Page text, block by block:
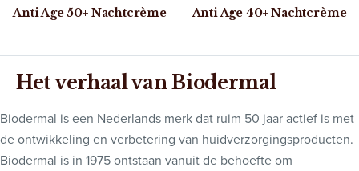
Anti Age 50+ Nachtcrème
Anti Age 40+ Nachtcrème
Het verhaal van Biodermal
Biodermal is een Nederlands merk dat ruim 50 jaar actief is met
de ontwikkeling en verbetering van huidverzorgingsproducten.
Biodermal is in 1975 ontstaan vanuit de behoefte om